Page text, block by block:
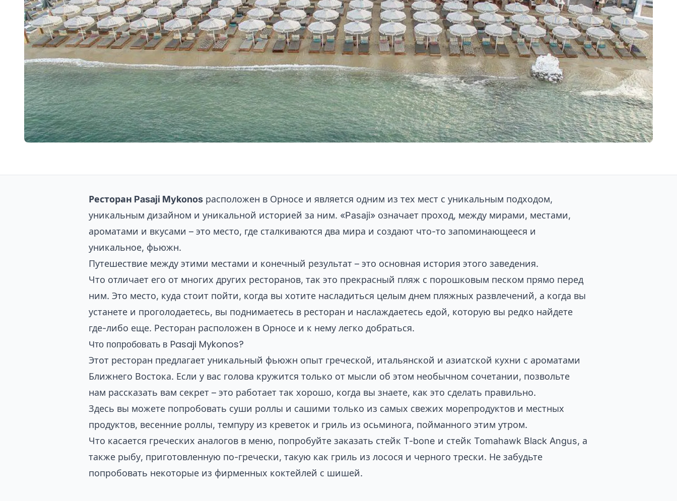
Ресторан Pasaji Mykonos расположен в Орносе и является одним из тех мест с уникальным подходом,
уникальным дизайном и уникальной историей за ним. «Pasaji» означает проход, между мирами, местами,
ароматами и вкусами – это место, где сталкиваются два мира и создают что-то запоминающееся и
уникальное, фьюжн.
Путешествие между этими местами и конечный результат – это основная история этого заведения.
Что отличает его от многих других ресторанов, так это прекрасный пляж с порошковым песком прямо перед
ним. Это место, куда стоит пойти, когда вы хотите насладиться целым днем пляжных развлечений, а когда вы
устанете и проголодаетесь, вы поднимаетесь в ресторан и наслаждаетесь едой, которую вы редко найдете
где-либо еще. Ресторан расположен в Орносе и к нему легко добраться.
Что попробовать в Pasaji Mykonos?
Этот ресторан предлагает уникальный фьюжн опыт греческой, итальянской и азиатской кухни с ароматами
Ближнего Востока. Если у вас голова кружится только от мысли об этом необычном сочетании, позвольте
нам рассказать вам секрет – это работает так хорошо, когда вы знаете, как это сделать правильно.
Здесь вы можете попробовать суши роллы и сашими только из самых свежих морепродуктов и местных
продуктов, весенние роллы, темпуру из креветок и гриль из осьминога, пойманного этим утром.
Что касается греческих аналогов в меню, попробуйте заказать стейк T-bone и стейк Tomahawk Black Angus, а
также рыбу, приготовленную по-гречески, такую как гриль из лосося и черного трески. Не забудьте
попробовать некоторые из фирменных коктейлей с шишей.